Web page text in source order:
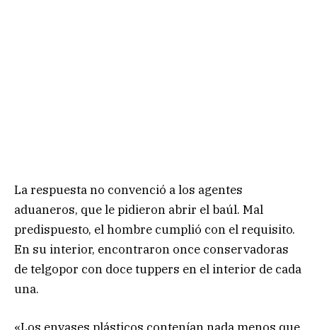
La respuesta no convenció a los agentes
aduaneros, que le pidieron abrir el baúl. Mal
predispuesto, el hombre cumplió con el requisito.
En su interior, encontraron once conservadoras
de telgopor con doce tuppers en el interior de cada
una.